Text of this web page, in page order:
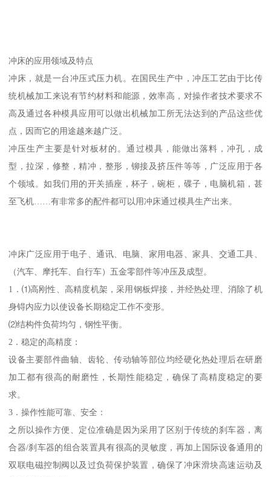
冲床的应用领域及特点
冲床，就是一台冲压式压力机。在国民生产中，冲压工艺由于比传
统机械加工来说有节约材料和能源，效率高，对操作者技术要求不
高及通过各种模具应用可以做出机械加工所无法达到的产品这些优
点，因而它的用途越来越广泛。
冲压生产主要是针对板材的。通过模具，能做出落料，冲孔，成
型，拉深，修整，精冲，整形，铆接及挤压件等等，广泛应用于各
个领域。如我们用的开关插座，杯子，碗柜，碟子，电脑机箱，甚
至飞机……有非常多的配件都可以用冲床通过模具生产出来。
冲床广泛应用于电子、通讯、电脑、家用电器、家具、交通工具、
（汽车、摩托车、自行车）五金零部件等冲压及成型。
1．⑴高刚性、高精度机架，采用钢板焊接，并经热处理、消除了机
身锝内应力以使设备长期稳定工作不变形。
⑵结构件负荷均匀，钢性平衡。
2．稳定的高精度：
设备主要部件曲轴、齿轮、传动轴等部位均经硬化热处理后在研磨
加工都有很高的耐磨性，长期性能稳定，确保了高精度稳定的要
求。
3．操作性能可靠、安全：
之所以操作方便、定位准确是因为采用了区别于传统的刹车器，离
合器/刹车器的组合装置具有很高的灵敏度，再加上国际设备通用的
双联电磁控制阀以及过负荷保护装置，确保了冲床滑块高速运动及